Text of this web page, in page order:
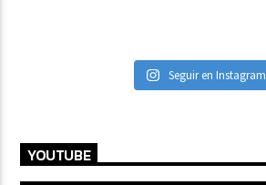
Seguir en Instagram
YOUTUBE